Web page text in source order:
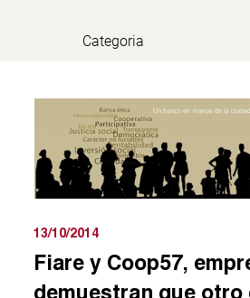
13/10/2014
Fiare y Coop57,
demuestran que